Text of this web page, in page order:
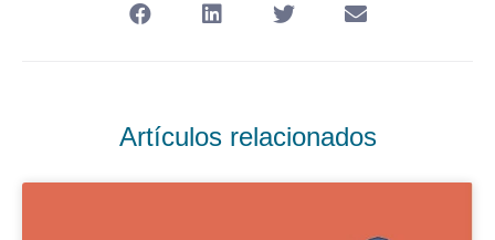
Artículos relacionados